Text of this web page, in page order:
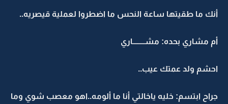
أنك ما طقيتها ساعة النحس ما اضطروا لعملية قيصريه..
أم مشاري بحده: مشــــــــاري
احشم ولد عمتك عيب..
جراح ابتسم: خليه ياخالتي أنا ما ألومه..اهو معصب شوي وما